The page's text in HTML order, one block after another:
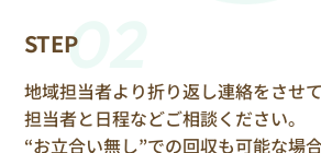
STEP02
地域担当者より折り返し連絡をさせ
担当者と日程などご相談ください。
“お立合い無し”での回収も可能な場合